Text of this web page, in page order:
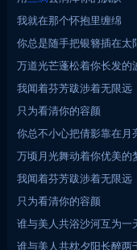
我就在那个怀抱里缠绵
你总是随手把银簪插在太
万道光芒蓬松着你长发的
我闻着芬芳跋涉着无限远
只为看清你的容颜
你总不小心把倩影靠在月
万顷月光舞动着你优美的
我闻着芬芳跋涉着无限远
只为看清你的容颜
谁与美人共浴沙河互为一
谁与美人共枕夕阳长醉两